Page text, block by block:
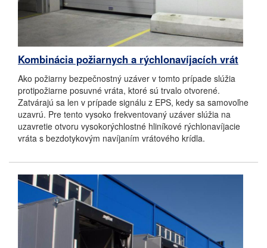
Kombinácia požiarnych a rýchlonavíjacích vrát
Ako požiarny bezpečnostný uzáver v tomto prípade slúžia
protipožiarne posuvné vráta, ktoré sú trvalo otvorené.
Zatvárajú sa len v prípade signálu z EPS, kedy sa samovoľne
uzavrú. Pre tento vysoko frekventovaný uzáver slúžia na
uzavretie otvoru vysokorýchlostné hliníkové rýchlonavíjacie
vráta s bezdotykovým navíjaním vrátového krídla.